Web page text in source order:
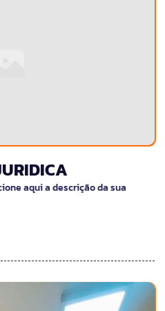
aqui a descrição da sua